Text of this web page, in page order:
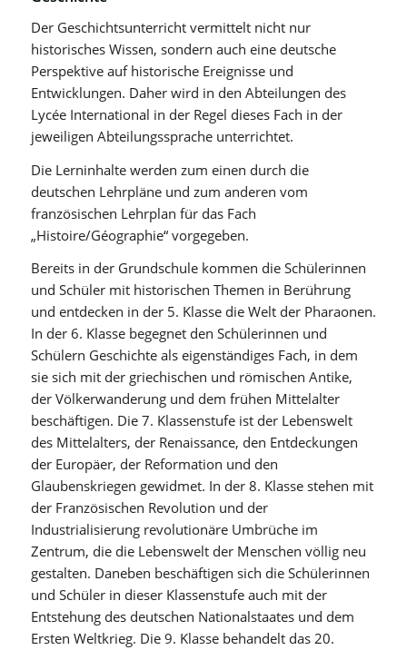
Der Geschichtsunterricht vermittelt nicht nur
historisches Wissen, sondern auch eine deutsche
Perspektive auf historische Ereignisse und
Entwicklungen. Daher wird in den Abteilungen des
Lycée International in der Regel dieses Fach in der
jeweiligen Abteilungssprache unterrichtet.
Die Lerninhalte werden zum einen durch die
deutschen Lehrpläne und zum anderen vom
französischen Lehrplan für das Fach
„Histoire/Géographie“ vorgegeben.
Bereits in der Grundschule kommen die Schülerinnen
und Schüler mit historischen Themen in Berührung
und entdecken in der 5. Klasse die Welt der Pharaonen.
In der 6. Klasse begegnet den Schülerinnen und
Schülern Geschichte als eigenständiges Fach, in dem
sie sich mit der griechischen und römischen Antike,
der Völkerwanderung und dem frühen Mittelalter
beschäftigen. Die 7. Klassenstufe ist der Lebenswelt
des Mittelalters, der Renaissance, den Entdeckungen
der Europäer, der Reformation und den
Glaubenskriegen gewidmet. In der 8. Klasse stehen mit
der Französischen Revolution und der
Industrialisierung revolutionäre Umbrüche im
Zentrum, die die Lebenswelt der Menschen völlig neu
gestalten. Daneben beschäftigen sich die Schülerinnen
und Schüler in dieser Klassenstufe auch mit der
Entstehung des deutschen Nationalstaates und dem
Ersten Weltkrieg. Die 9. Klasse behandelt das 20.